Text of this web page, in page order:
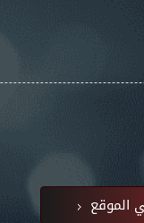
الموقع